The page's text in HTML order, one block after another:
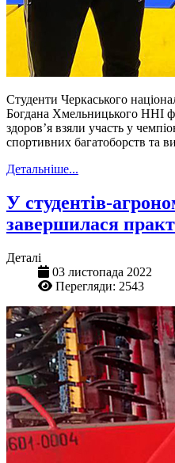
Студенти Черкаського
Богдана Хмельницького ННІ
здоров’я взяли участь у
спортивних багатоборств та
Детальніше...
У студентів-
завершилася
Деталі
03 листопада 2022
Перегляди: 2543